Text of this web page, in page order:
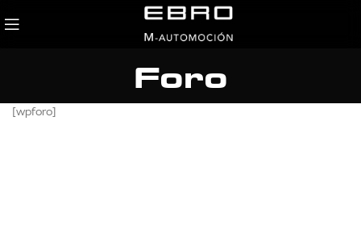
Foro
[wpforo]